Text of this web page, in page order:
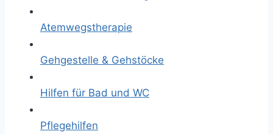
Atemwegstherapie
Gehgestelle & Gehstöcke
Hilfen für Bad und WC
Pflegehilfen